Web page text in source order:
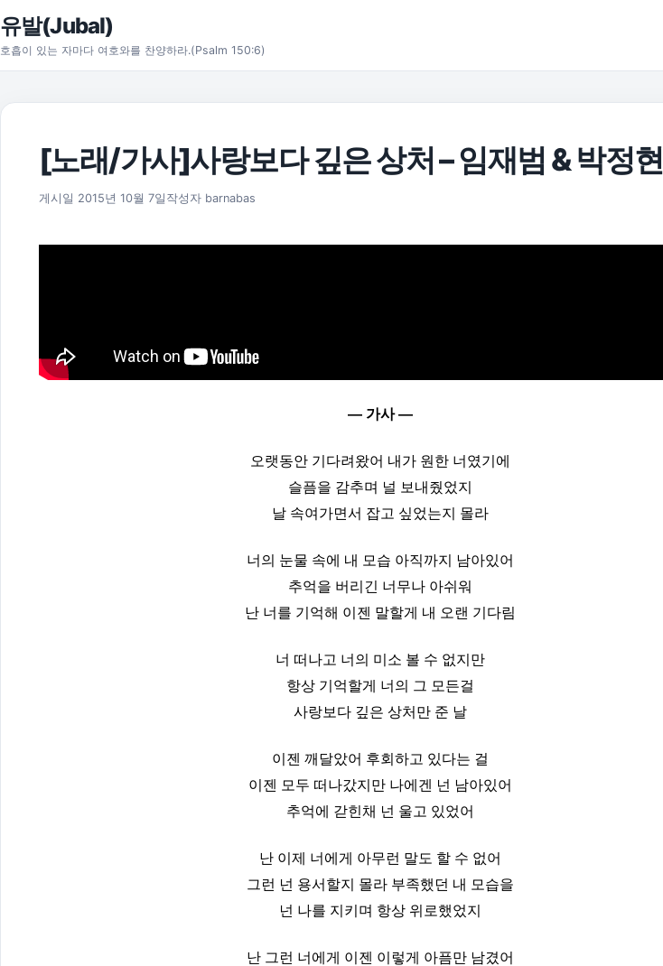
본문으로 건너뛰기
유발(Jubal)
호흡이 있는 자마다 여호와를 찬양하라.(Psalm 150:6)
[노래/가사]사랑보다 깊은 상처 – 임재범 & 박정현
게시일 2015년 10월 7일 2021년 8월 12일
작성자 barnabas
— 가사 —
오랫동안 기다려왔어 내가 원한 너였기에
슬픔을 감추며 널 보내줬었지
날 속여가면서 잡고 싶었는지 몰라
너의 눈물 속에 내 모습 아직까지 남아있어
추억을 버리긴 너무나 아쉬워
난 너를 기억해 이젠 말할게 내 오랜 기다림
너 떠나고 너의 미소 볼 수 없지만
항상 기억할게 너의 그 모든걸
사랑보다 깊은 상처만 준 날
이젠 깨달았어 후회하고 있다는 걸
이젠 모두 떠나갔지만 나에겐 넌 남아있어
추억에 갇힌채 넌 울고 있었어
난 이제 너에게 아무런 말도 할 수 없어
그런 넌 용서할지 몰라 부족했던 내 모습을
넌 나를 지키며 항상 위로했었지
난 그런 너에게 이젠 이렇게 아픔만 남겼어